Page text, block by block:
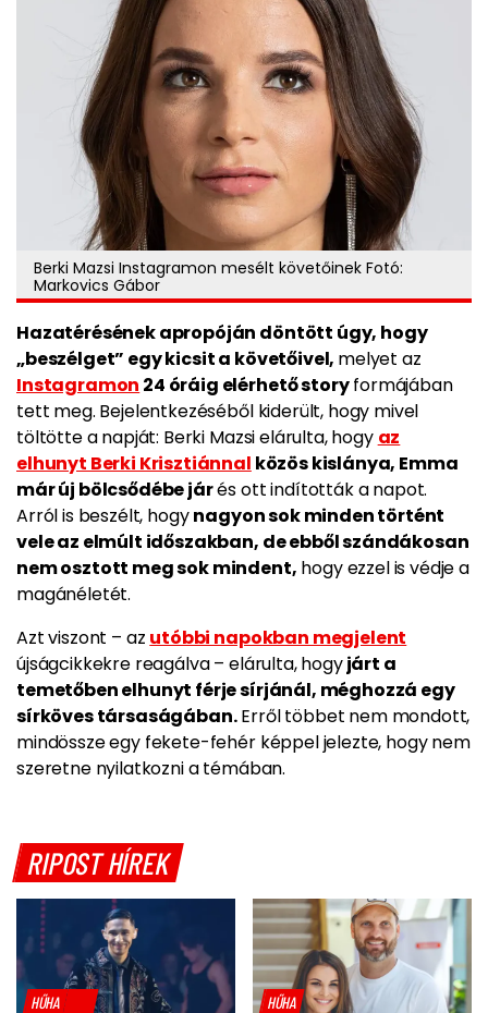
Berki Mazsi Instagramon mesélt követőinek Fotó:
Markovics Gábor
Hazatérésének apropóján döntött úgy, hogy
„beszélget” egy kicsit a követőivel, melyet az
Instagramon 24 óráig elérhető storyformájában
tett meg. Bejelentkezéséből kiderült, hogy mivel
töltötte a napját: Berki Mazsi elárulta, hogy az
elhunyt Berki Krisztiánnal közös kislánya, Emma
már új bölcsődébe járés ott indították a napot.
Arról is beszélt, hogynagyon sok minden történt
vele az elmúlt időszakban, de ebből szándákosan
nem osztott meg sok mindent, hogy ezzel is védje a
magánéletét.
Azt viszont – az utóbbi napokban megjelent
újságcikkekre reagálva – elárulta, hogyjárt a
temetőben elhunyt férje sírjánál, méghozzá egy
sírköves társaságában.Erről többet nem mondott,
mindössze egy fekete-fehér képpel jelezte, hogy nem
szeretne nyilatkozni a témában.
RIPOST HÍREK
HŰHA HŰHA